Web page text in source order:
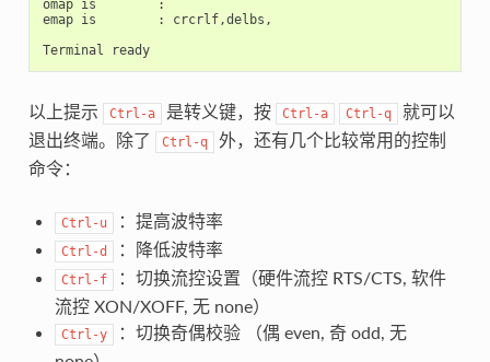
omap is        :
emap is        : crcrlf,delbs,
Terminal ready
以上提示 Ctrl-a 是转义键，按 Ctrl-a Ctrl-q
就可以
退出终端。除了
Ctrl-q
外，还有几个比较常用的控制
命令：
Ctrl-u ：提高波特率
Ctrl-d ：降低波特率
Ctrl-f
：切换流控设置（硬件流控 RTS/CTS, 软件
流控 XON/XOFF, 无 none）
Ctrl-y
：切换奇偶校验 （偶 even, 奇 odd, 无